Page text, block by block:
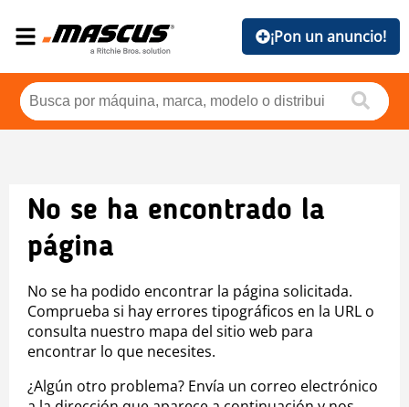
¡Pon un anuncio!
No se ha encontrado la
página
No se ha podido encontrar la página solicitada.
Comprueba si hay errores tipográficos en la URL o
consulta nuestro mapa del sitio web para
encontrar lo que necesites.
¿Algún otro problema? Envía un correo electrónico